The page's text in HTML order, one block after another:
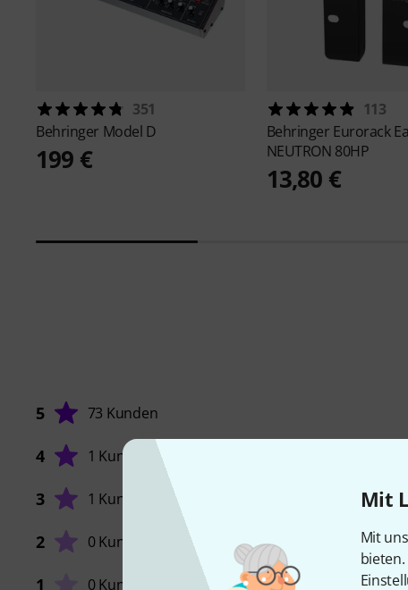
Mit
Mit
351
Behringer Model D
199 €
113
Behringer Eurorack
NEUTRON 80HP
13,80 €
5 73 Kunden
4 1 Kunde
3 1 Kunde
2 0 Kunden
1 0 Kunden